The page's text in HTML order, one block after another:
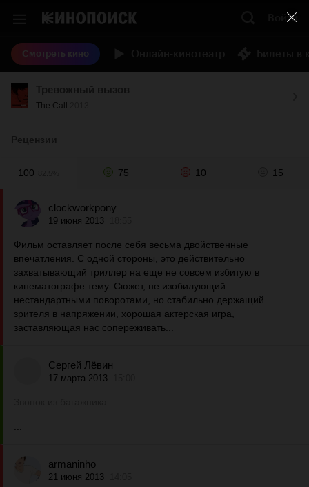
Войти
Смотреть кино
The Call
100 75 10 15
clockworkpony
19 июня 2013
Фильм оставляет после себя весьма двойственные
впечатления. С одной стороны, это действительно
захватывающий триллер на еще не совсем избитую в
кинематографе тему. Сюжет, не изобилующий
нестандартными поворотами, но стабильно держащий
зрителя в напряжении, хорошая актерская игра,
заставляющая нас сопереживать...
Сергей Лёвин
17 марта 2013
armaninho
21 июня 2013